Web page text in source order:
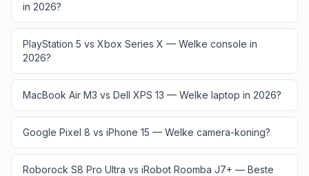
in 2026?
PlayStation 5 vs Xbox Series X — Welke console in
2026?
MacBook Air M3 vs Dell XPS 13 — Welke laptop in 2026?
Google Pixel 8 vs iPhone 15 — Welke camera-koning?
Roborock S8 Pro Ultra vs iRobot Roomba J7+ — Beste